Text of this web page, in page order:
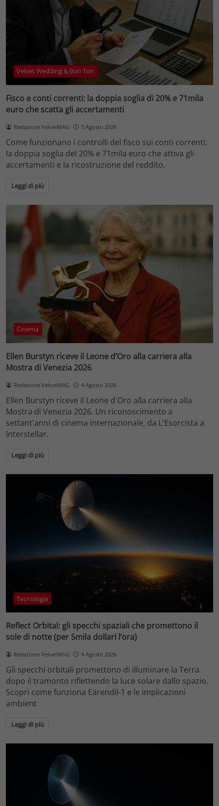
Velvet Wedding & Bon Ton
Fisco e conti correnti: la doppia soglia di 20% e 71mila
euro che scatta gli accertamenti
Redazione VelvetMAG 5 Agosto 2026
Come funzionano i controlli del fisco sui conti correnti:
la doppia soglia del 20% e 71mila euro che attiva gli
accertamenti e la ricostruzione del reddito.
Leggi di più
Cinema
Ellen Burstyn riceve il Leone d’Oro alla carriera alla
Mostra di Venezia 2026
Redazione VelvetMAG 4 Agosto 2026
Ellen Burstyn riceve il Leone d'Oro alla carriera alla
Mostra di Venezia 2026. Un riconoscimento a
settant'anni di cinema internazionale, da L'Esorcista a
Interstellar.
Leggi di più
Tecnologia
Reflect Orbital: gli specchi spaziali che promettono il
sole di notte (per 5mila dollari l’ora)
Redazione VelvetMAG 4 Agosto 2026
Gli specchi orbitali promettono di illuminare la Terra
dopo il tramonto riflettendo la luce solare dallo spazio.
Scopri come funziona Eärendil-1 e le implicazioni
ambient
Leggi di più